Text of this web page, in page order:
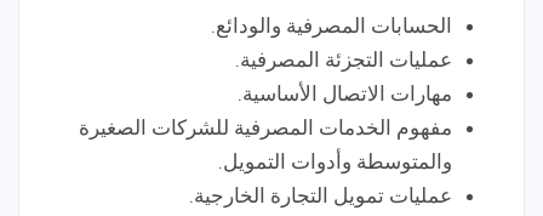
الحسابات المصرفية والودائع.
عمليات التجزئة المصرفية.
مهارات الاتصال الأساسية.
مفهوم الخدمات المصرفية للشركات الصغيرة
والمتوسطة وأدوات التمويل.
عمليات تمويل التجارة الخارجية.